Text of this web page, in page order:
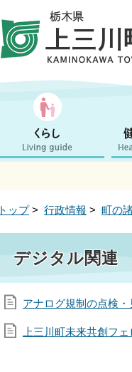
トップ> 行政情報 > 町の
デジタル関連
アナログ規制の点検
上三川町未来共創フ